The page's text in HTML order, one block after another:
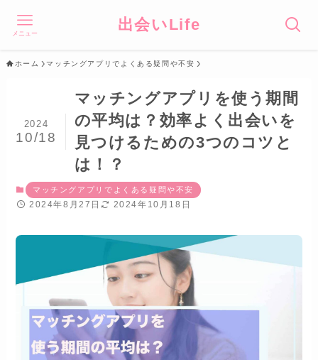
出会いLife
メニュー
ホーム マッチングアプリでよくある疑問や不安
マッチングアプリを使う期間
の平均は？効率よく出会いを
見つけるための3つのコツと
は！？
2024
10/18
マッチングアプリでよくある疑問や不安
2024年8月27日 2024年10月18日